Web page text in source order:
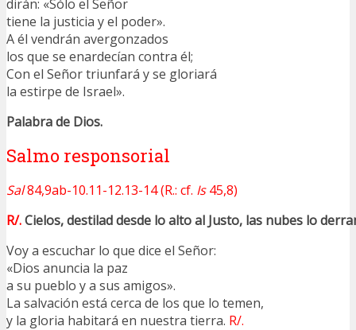
dirán: «Sólo el Señor
tiene la justicia y el poder».
A él vendrán avergonzados
los que se enardecían contra él;
Con el Señor triunfará y se gloriará
la estirpe de Israel».
Palabra de Dios.
Salmo responsorial
Sal84,9ab-10.11-12.13-14 (R.: cf. Is45,8)
R/.Cielos, destilad desde lo alto al Justo, las nubes lo
Voy a escuchar lo que dice el Señor:
«Dios anuncia la paz
a su pueblo y a sus amigos».
La salvación está cerca de los que lo temen,
y la gloria habitará en nuestra tierra. R/.